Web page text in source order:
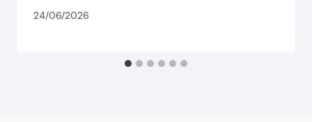
24/06/2026